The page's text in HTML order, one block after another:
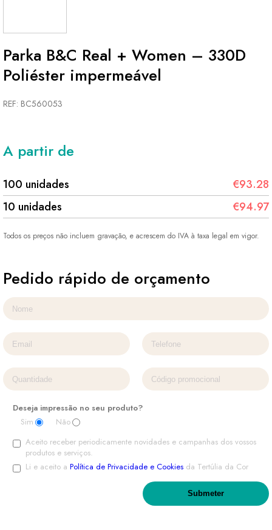
Parka B&C Real + Women – 330D
Poliéster impermeável
REF: BC560053
A partir de
100 unidades
€93.28
10 unidades
€94.97
Todos os preços não incluem gravação, e acrescem do IVA à taxa legal em vigor.
Pedido rápido de orçamento
Deseja impressão no seu produto?
Sim
Não
Aceito receber periodicamente novidades e campanhas dos vossos
produtos e serviços.
Li e aceito a Política de Privacidade e Cookies da Tertúlia da Cor